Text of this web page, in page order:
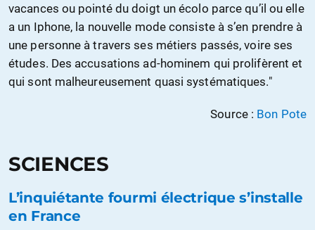
vacances ou pointé du doigt un écolo parce qu’il ou elle
a un Iphone, la nouvelle mode consiste à s’en prendre à
une personne à travers ses métiers passés, voire ses
études. Des accusations ad-hominem qui prolifèrent et
qui sont malheureusement quasi systématiques."
Source : Bon Pote
SCIENCES
L’inquiétante fourmi électrique s’installe
en France